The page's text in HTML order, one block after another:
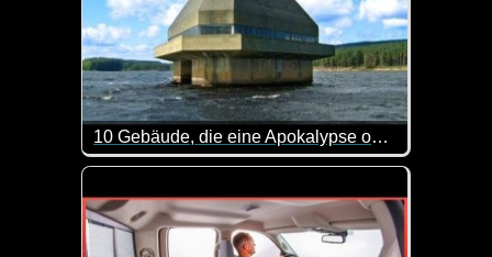
10 Gebäude, die eine Apokalypse oder einen Atomangriff überstehen würden
Immer wieder spannend, was es so alles gibt.